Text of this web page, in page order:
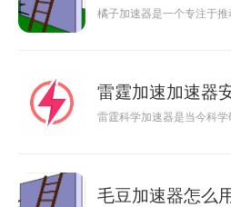
橘子加速器是一个专注于
雷霆加速加速器
雷霆科学加速器是当今科
毛豆加速器怎么